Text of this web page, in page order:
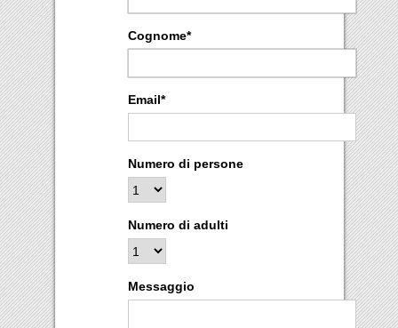
Cognome*
Email*
Numero di persone
Numero di adulti
Messaggio